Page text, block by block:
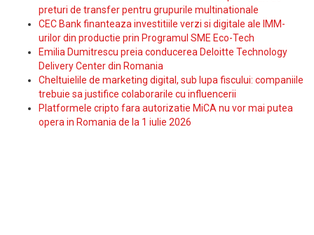
preturi de transfer pentru grupurile multinationale
CEC Bank finanteaza investitiile verzi si digitale ale IMM-
urilor din productie prin Programul SME Eco-Tech
Emilia Dumitrescu preia conducerea Deloitte Technology
Delivery Center din Romania
Cheltuielile de marketing digital, sub lupa fiscului: companiile
trebuie sa justifice colaborarile cu influencerii
Platformele cripto fara autorizatie MiCA nu vor mai putea
opera in Romania de la 1 iulie 2026